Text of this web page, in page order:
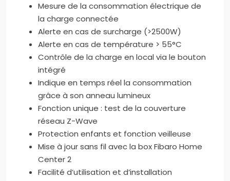
Mesure de la consommation électrique de
la charge connectée
Alerte en cas de surcharge (>2500W)
Alerte en cas de température > 55°C
Contrôle de la charge en local via le bouton
intégré
Indique en temps réel la consommation
grâce à son anneau lumineux
Fonction unique : test de la couverture
réseau Z-Wave
Protection enfants et fonction veilleuse
Mise à jour sans fil avec la box Fibaro Home
Center 2
Facilité d’utilisation et d’installation